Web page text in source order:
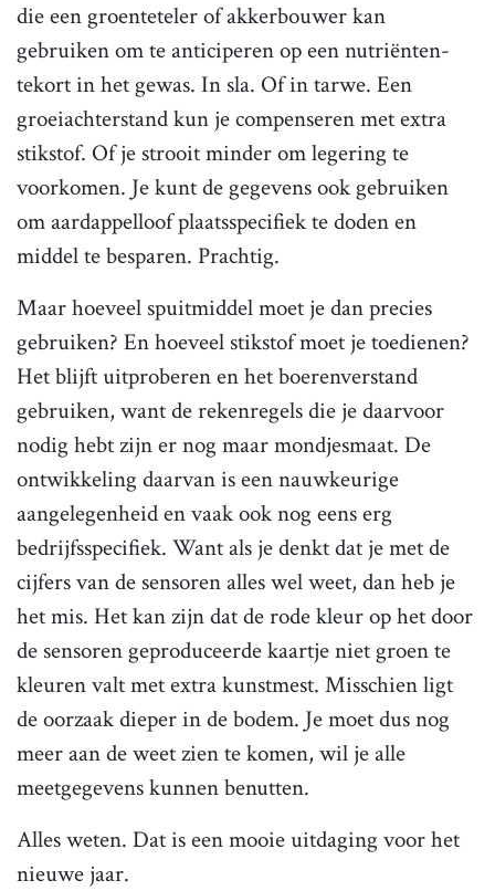
die een groenteteler of akkerbouwer kan
gebruiken om te anticiperen op een nutriënten­
tekort in het gewas. In sla. Of in tarwe. Een
groeiachterstand kun je compenseren met extra
stikstof. Of je strooit minder om legering te
voorkomen. Je kunt de gegevens ook gebruiken
om aardappelloof plaatsspecifiek te doden en
middel te besparen. Prachtig.
Maar hoeveel spuitmiddel moet je dan precies
gebruiken? En hoeveel stikstof moet je toedienen?
Het blijft uitproberen en het boerenverstand
gebruiken, want de rekenregels die je daarvoor
nodig hebt zijn er nog maar mondjesmaat. De
ontwikkeling daarvan is een nauwkeurige
aangelegenheid en vaak ook nog eens erg
bedrijfsspecifiek. Want als je denkt dat je met de
cijfers van de sensoren alles wel weet, dan heb je
het mis. Het kan zijn dat de rode kleur op het door
de sensoren geproduceerde kaartje niet groen te
kleuren valt met extra kunstmest. Misschien ligt
de oorzaak dieper in de bodem. Je moet dus nog
meer aan de weet zien te komen, wil je alle
meetgegevens kunnen benutten.
Alles weten. Dat is een mooie uitdaging voor het
nieuwe jaar.